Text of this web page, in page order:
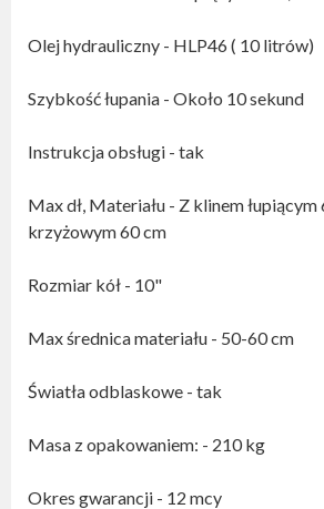
Olej hydrauliczny - HLP46 ( 10 litrów)
Szybkość łupania - Około 10 sekund
Instrukcja obsługi - tak
Max dł, Materiału - Z klinem
krzyżowym 60 cm
Rozmiar kół - 10"
Max średnica materiału - 50-60 cm
Światła odblaskowe - tak
Masa z opakowaniem: - 210 kg
Okres gwarancji - 12 mcy